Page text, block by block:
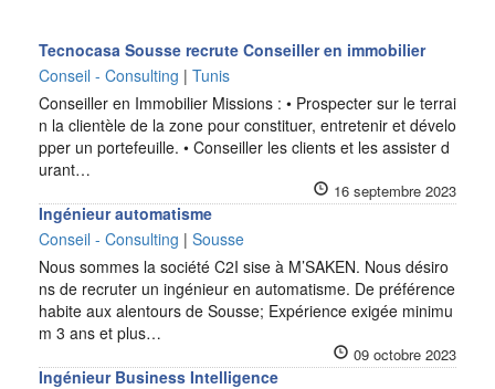
Tecnocasa Sousse recrute Conseiller en immobilier
Conseil - Consulting | Tunis
Conseiller en Immobilier Missions : • Prospecter sur le terrai
n la clientèle de la zone pour constituer, entretenir et dévelo
pper un portefeuille. • Conseiller les clients et les assister d
urant…
16 septembre 2023
Ingénieur automatisme
Conseil - Consulting | Sousse
Nous sommes la société C2I sise à M’SAKEN. Nous désiro
ns de recruter un ingénieur en automatisme. De préférence
habite aux alentours de Sousse; Expérience exigée minimu
m 3 ans et plus…
09 octobre 2023
Ingénieur Business Intelligence